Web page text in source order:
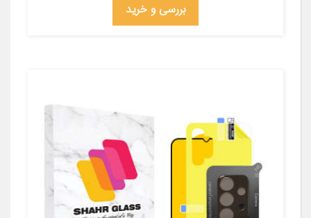
بررسی و خرید